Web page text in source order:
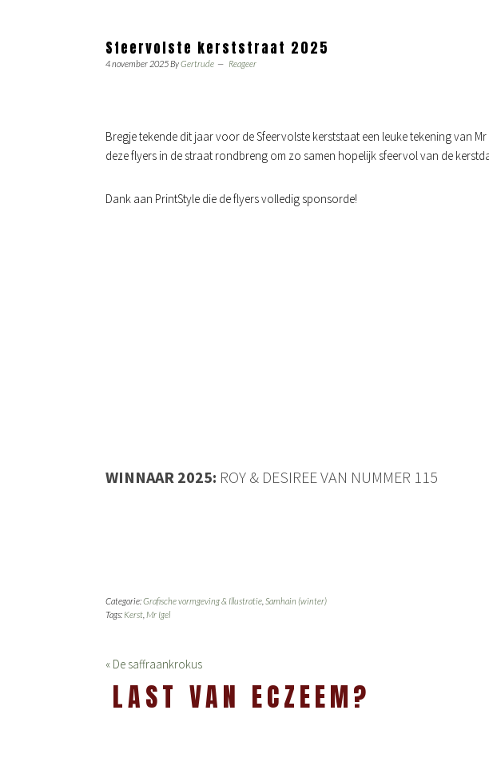
Sfeervolste kerststraat 2025
4 november 2025ByGertrude Reageer
Bregje tekende dit jaar voor de Sfeervolste kerststaat een leuke tekening van Mr
deze flyers in de straat rondbreng om zo samen hopelijk sfeervol van de
Dank aan PrintStyle die de flyers volledig sponsorde!
WINNAAR 2025: ROY & DESIREE VAN NUMMER 115
Categorie:Grafische vormgeving & Illustratie Samhain (winter)
Tags: Kerst Mr Igel
« De saffraankrokus
LAST VAN ECZEEM?